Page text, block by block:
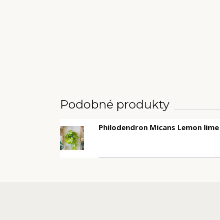
Podobné produkty
Philodendron Micans Lemon lime